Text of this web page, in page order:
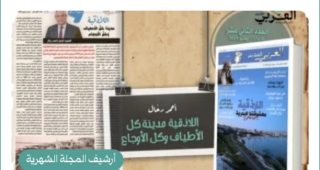
أرشيف المجلة الشهرية